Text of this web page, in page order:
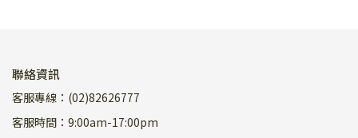
聯絡資訊
客服專線：(02)82626777
客服時間：9:00am-17:00pm